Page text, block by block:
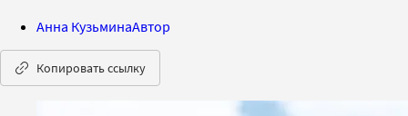
Анна КузьминаАвтор
Копировать ссылку